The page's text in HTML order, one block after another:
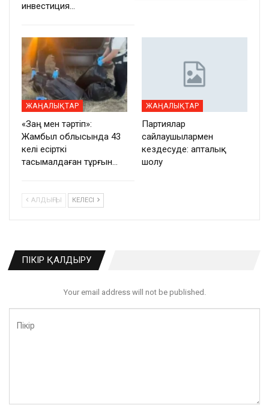
инвестиция…
ЖАҢАЛЫҚТАР
«Заң мен тәртіп»:
Жамбыл облысында 43
келі есірткі
тасымалдаған тұрғын…
ЖАҢАЛЫҚТАР
Партиялар
сайлаушылармен
кездесуде: апталық
шолу
АЛДЫҢҒЫ КЕЛЕСІ
ПІКІР ҚАЛДЫРУ
Your email address will not be published.